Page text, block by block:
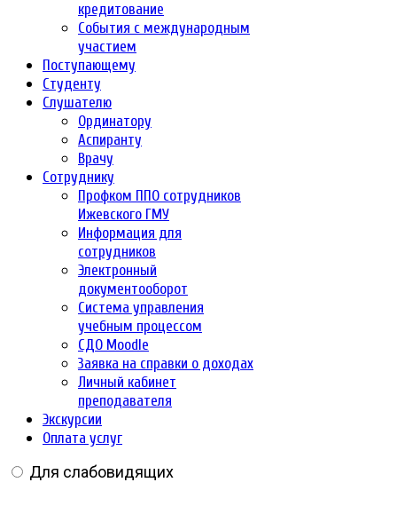
кредитование
События с международным
участием
Поступающему
Студенту
Слушателю
Ординатору
Аспиранту
Врачу
Сотруднику
Профком ППО сотрудников
Ижевского ГМУ
Информация для
сотрудников
Электронный
документооборот
Система управления
учебным процессом
СДО Moodle
Заявка на справки о доходах
Личный кабинет
преподавателя
Экскурсии
Оплата услуг
Для слабовидящих